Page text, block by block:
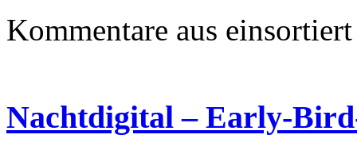
Kommentare aus
Nachtdigital – Early-